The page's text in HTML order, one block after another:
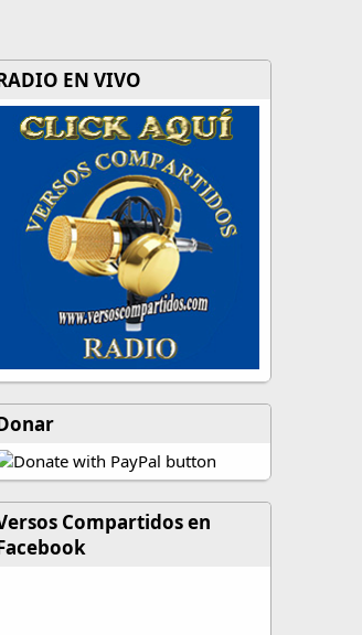
EN VIVO
Compartidos en